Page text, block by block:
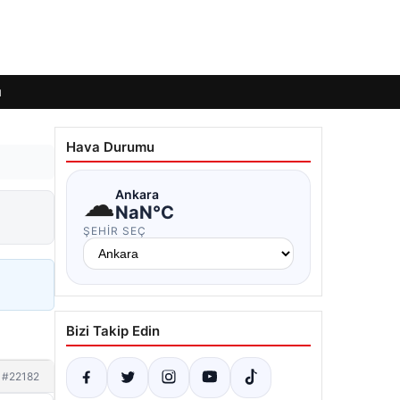
#22182
Hava Durumu
☁Ankara
NaN°C
ŞEHIR SEÇ
Bizi Takip Edin